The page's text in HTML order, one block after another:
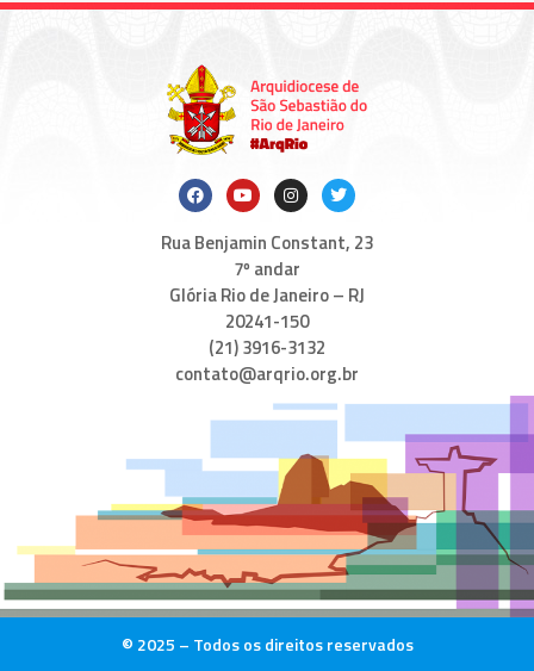
Rua Benjamin Constant, 23
7º andar
Glória Rio de Janeiro – RJ
20241-150
(21) 3916-3132
contato@arqrio.org.br
© 2025 – Todos os direitos reservados